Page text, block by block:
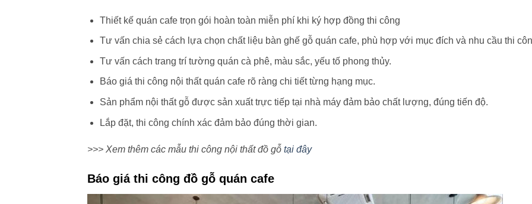
Thiết kế quán cafe trọn gói hoàn toàn miễn phí khi ký hợp đồng thi công
Tư vấn chia sẻ cách lựa chọn chất liệu bàn ghế gỗ quán cafe, phù hợp với mục đích và nhu cầu thi
Tư vấn cách trang trí tường quán cà phê, màu sắc, yếu tố phong thủy.
Báo giá thi công nội thất quán cafe rõ ràng chi tiết từng hạng mục.
Sản phẩm nội thất gỗ được sản xuất trực tiếp tại nhà máy đảm bảo chất lượng, đúng tiến độ.
Lắp đặt, thi công chính xác đảm bảo đúng thời gian.
>>> Xem thêm các mẫu thi công nội thất đồ gỗ tại đây
Báo giá thi công đồ gỗ quán cafe